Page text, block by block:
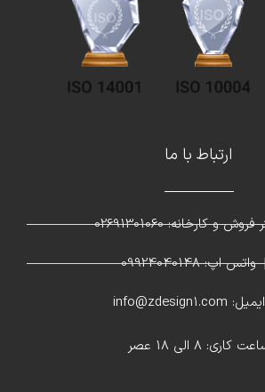
ارتباط با ما
و کارخانه: 02691301060
واتس اپ: 09924040148
ایمیل: info@zdesign1.com
کاری: 8 الی 18 عصر